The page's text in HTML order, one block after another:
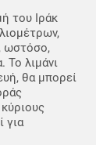
του Ιράκ
ωστόσο,
Το λιμάνι
θα μπορεί
για